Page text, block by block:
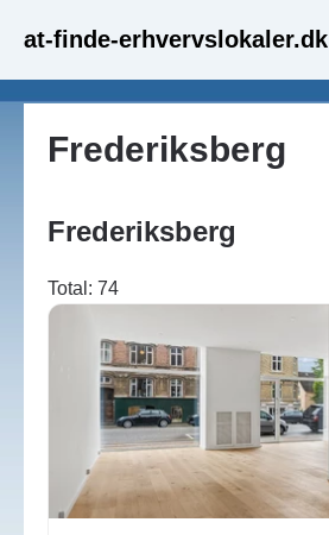
at-finde-erhvervslokaler.dk
Frederiksberg
Frederiksberg
Total: 74